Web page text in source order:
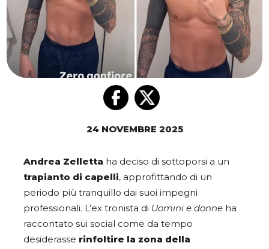
24 NOVEMBRE 2025
Andrea Zelletta ha deciso di sottoporsi a un
trapianto di capelli, approfittando di un
periodo più tranquillo dai suoi impegni
professionali. L’ex tronista di Uomini e donne ha
raccontato sui social come da tempo
desiderasse rinfoltire la zona della